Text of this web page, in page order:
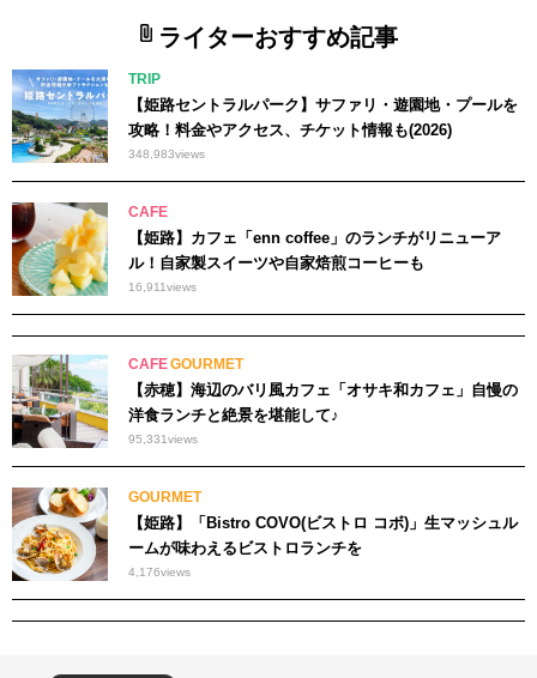
ライターおすすめ記事
TRIP
【姫路セントラルパーク】サファリ・遊園地・プールを
攻略！料金やアクセス、チケット情報も(2026)
348,983views
CAFE
【姫路】カフェ「enn coffee」のランチがリニューア
ル！自家製スイーツや自家焙煎コーヒーも
16,911views
CAFEGOURMET
【赤穂】海辺のバリ風カフェ「オサキ和カフェ」自慢の
洋食ランチと絶景を堪能して♪
95,331views
GOURMET
【姫路】「Bistro COVO(ビストロ コボ)」生マッシュル
ームが味わえるビストロランチを
4,176views